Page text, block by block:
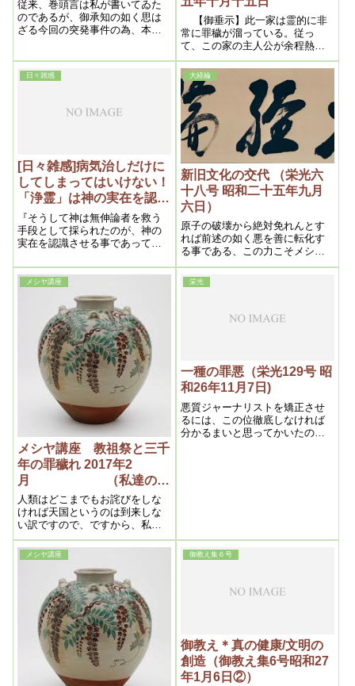
従来、巻頭言は私が書いてゐた
のであるが、御承知の如く思は
ざる今回の突発事件の為、本誌
きに至った次第である。然し漸
く筆を執り得るやうになったか
【御垂示】此一家は霊的に非
常に罪穢が溜っている。従っ
て、この家の主人公が余程熱心
に信仰して人助けをし、徳を施
し、罪穢を軽減しなければ救わ
れない。かつ御夫婦とも御神書
を出来るだけ読む事である。
『信仰雑話』中の「夫婦の道」
という処をよく読むとよい。
日々雑感
[日々雑感]病気治しだけに
してしまってはいけない！
「浄霊」は神の実在を認識
させる無神論者を救う手
段！
『そうして神は無伸論者を救う
手段として採られたのが、神の
実在を認識させる事であって、
る。』ということですので、結
果的に病気が治ったり問題が解
決していくのですが、この浄霊
というのは神様の実在を知らし
めるためにあります
大経綸
新旧文化の交代 （栄光六
十八号 昭和二十五年九月
六日）
原子の破壊から絶対免れんとす
れば前述の如く悪を善に転化す
る事である、この力こそメシヤ
の力でなくて何であらう、唯然
し、善悪の大転換が行はれると
しても善化しない悪人も多数あ
みのない者は清算されるより致
メシヤ講座
メシヤ講座 教祖祭と三千
年の罪穢れ 2017年2
月 （私達の学
び目からウロコの内容よ
り）
人類はどこまでもお詫びをしな
ければ天国というのは到来しな
い訳ですので、ですから、私は
ずっと教団方針とは違って、節
分祭を組織の中に居ても、ずっ
とし続けた訳です。そうした所
を、神界も見て頂いて、メシヤ
教を立ち上げる時に、段々と力
を授けて下さるようになったの
だと思います。
栄光
一種の罪悪（栄光129号 昭
和26年11月7日)
悪質ジャーナリストを矯正させ
るには、この位徹底しなければ
分かるまいと思ってかいたの
メシヤ講座 御教え集６号
御教え＊真の健康/文明の
創造（御教え集6号昭和27
年1月6日②）